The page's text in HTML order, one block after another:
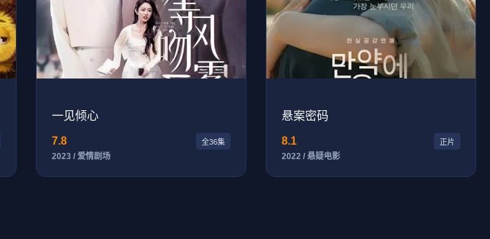
一见倾心
7.8 全36集
2023 / 爱情剧场
悬案密码
8.1 正片
2022 / 悬疑电影